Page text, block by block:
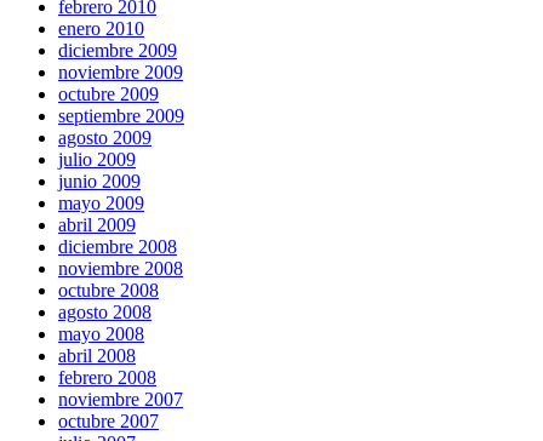
febrero 2010
enero 2010
diciembre 2009
noviembre 2009
octubre 2009
septiembre 2009
agosto 2009
julio 2009
junio 2009
mayo 2009
abril 2009
diciembre 2008
noviembre 2008
octubre 2008
agosto 2008
mayo 2008
abril 2008
febrero 2008
noviembre 2007
octubre 2007